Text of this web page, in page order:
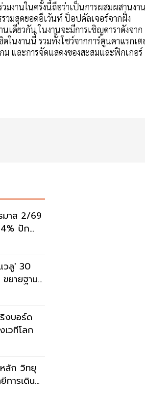
มงานในครั้งนี้ถือว่าเป็นการผสมผสานงา
มสุดยอดอีเว้นท์ ป็อปคัลเจอร์จากฝั่ง
ดียวกัน ในงานจะมีการเชิญดาราดังจาก
นงานนี้ รวมทั้งโชว์จากการ์ตูนคาแรกเต
และการจัดแสดงของสะสมและฟิกเกอร์
มาส 2/69
ปัก
วลู' 30
ยายฐาน
งบอร์ด
วทีโลก
ลัก วิทยุ
การเดิน